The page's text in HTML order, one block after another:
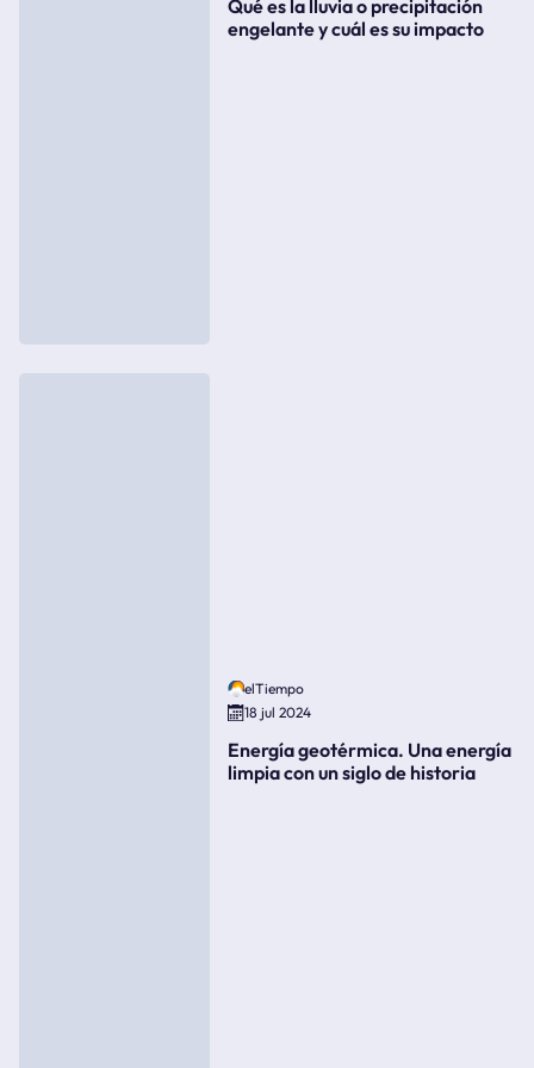
Qué es la lluvia o precipitación
engelante y cuál es su impacto
elTiempo
18 jul 2024
Energía geotérmica. Una energía
limpia con un siglo de historia